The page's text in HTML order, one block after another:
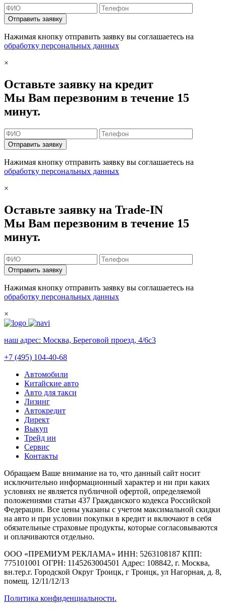
Отправить заявку
Нажимая кнопку отправить заявку вы соглашаетесь на
обработку персональных данных
×
Оставьте заявку на кредит
Мы Вам перезвоним в течение 15
минут.
Отправить заявку
Нажимая кнопку отправить заявку вы соглашаетесь на
обработку персональных данных
×
Оставьте заявку на Trade-IN
Мы Вам перезвоним в течение 15
минут.
Отправить заявку
Нажимая кнопку отправить заявку вы соглашаетесь на
обработку персональных данных
×
наш адрес: Москва, Береговой проезд, 4/6с3
+7 (495) 104-40-68
Автомобили
Китайские авто
Авто для такси
Лизинг
Автокредит
Директ
Выкуп
Трейд ин
Сервис
Контакты
Обращаем Ваше внимание на то, что данный сайт носит
исключительно информационный характер и ни при каких
условиях не является публичной офертой, определяемой
положениями статьи 437 Гражданского кодекса Российской
Федерации. Все цены указаны с учетом максимальной скидки
на авто и при условии покупки в кредит и включают в себя
обязательные страховые продукты, которые согласовываются
и оплачиваются отдельно.
ООО «ПРЕМИУМ РЕКЛАМА» ИНН: 5263108187 КПП:
775101001 ОГРН: 1145263004501 Адрес: 108842, г. Москва,
вн.тер.г. Городской Округ Троицк, г Троицк, ул Нагорная, д. 8,
помещ. 12/11/12/13
Политика конфиденциальности.